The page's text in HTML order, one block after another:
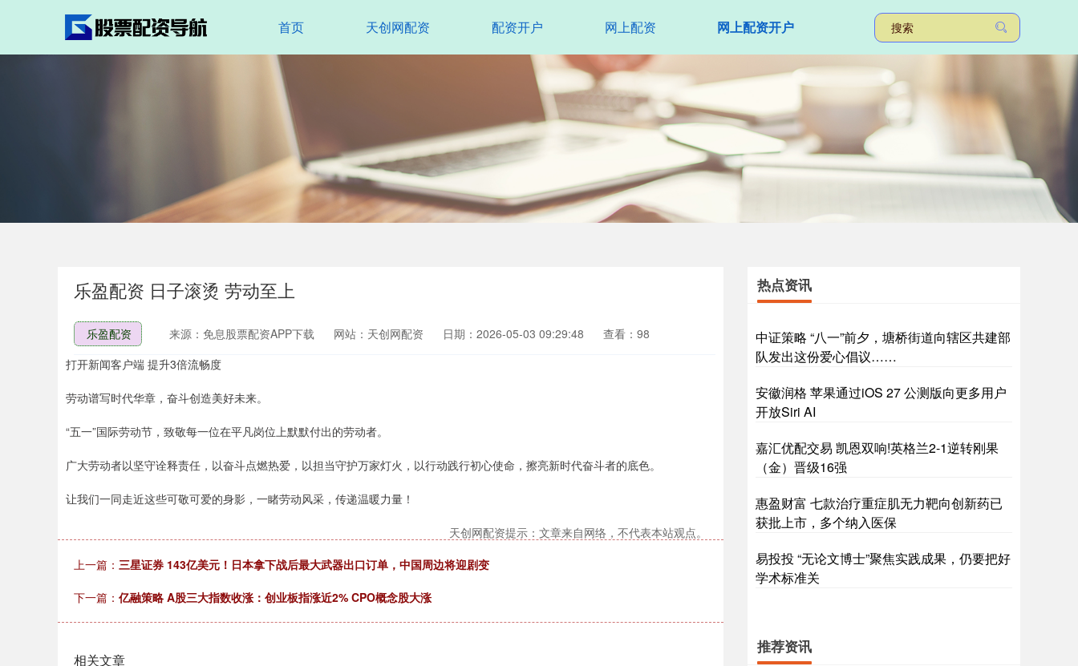
首页 天创网配资 配资开户 网上配资 网上配资开户
乐盈配资 日子滚烫 劳动至上
乐盈配资 来源：免息股票配资APP下载 网站：天创网配资 日期：2026-05-03 09:29:48
查看：98
打开新闻客户端 提升3倍流畅度
劳动谱写时代华章，奋斗创造美好未来。
“五一”国际劳动节，致敬每一位在平凡岗位上默默付出的劳动者。
广大劳动者以坚守诠释责任，以奋斗点燃热爱，以担当守护万家灯火，以行动践行初心使命，擦亮新时代奋斗者的底色。
让我们一同走近这些可敬可爱的身影，一睹劳动风采，传递温暖力量！
天创网配资提示：文章来自网络，不代表本站观点。
上一篇： 三星证券 143亿美元！日本拿下战后最大武器出口订单，中国周边将迎剧变
下一篇： 亿融策略 A股三大指数收涨：创业板指涨近2% CPO概念股大涨
相关文章
热点资讯
中证策略 “八一”前夕，塘桥街道向辖区共建部
队发出这份爱心倡议……
安徽润格 苹果通过iOS 27 公测版向更多用户
开放Siri AI
嘉汇优配交易 凯恩双响!英格兰2-1逆转刚果
（金）晋级16强
惠盈财富 七款治疗重症肌无力靶向创新药已
获批上市，多个纳入医保
易投投 “无论文博士”聚焦实践成果，仍要把好
学术标准关
推荐资讯